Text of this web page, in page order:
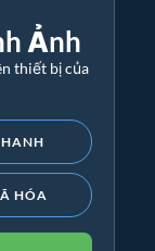
Ảnh
thiết bị của
HÓA